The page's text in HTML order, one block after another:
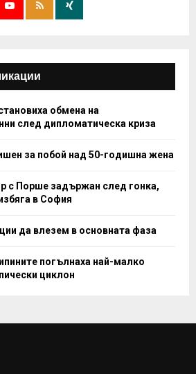
H
обмена на
след дипломатическа криза
за побой над 50-годишна жена
с Порше задържан след гонка,
в София
да влезем в основната фаза
погълнаха най-малко
циклон